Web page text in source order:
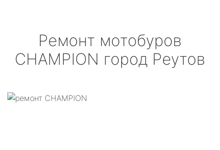
Ремонт мотобуров
CHAMPION город Реутов